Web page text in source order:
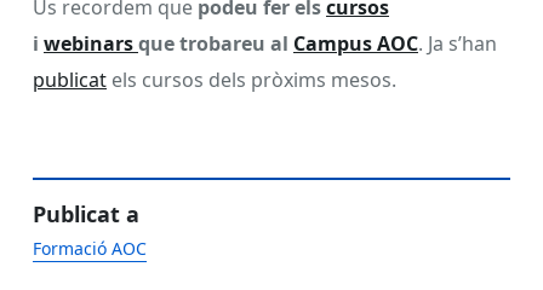
Us recordem que podeu fer elscursos
i webinarsque trobareu al Campus AOC. Ja s’han
publicat els cursos dels pròxims mesos.
Publicat a
Formació AOC